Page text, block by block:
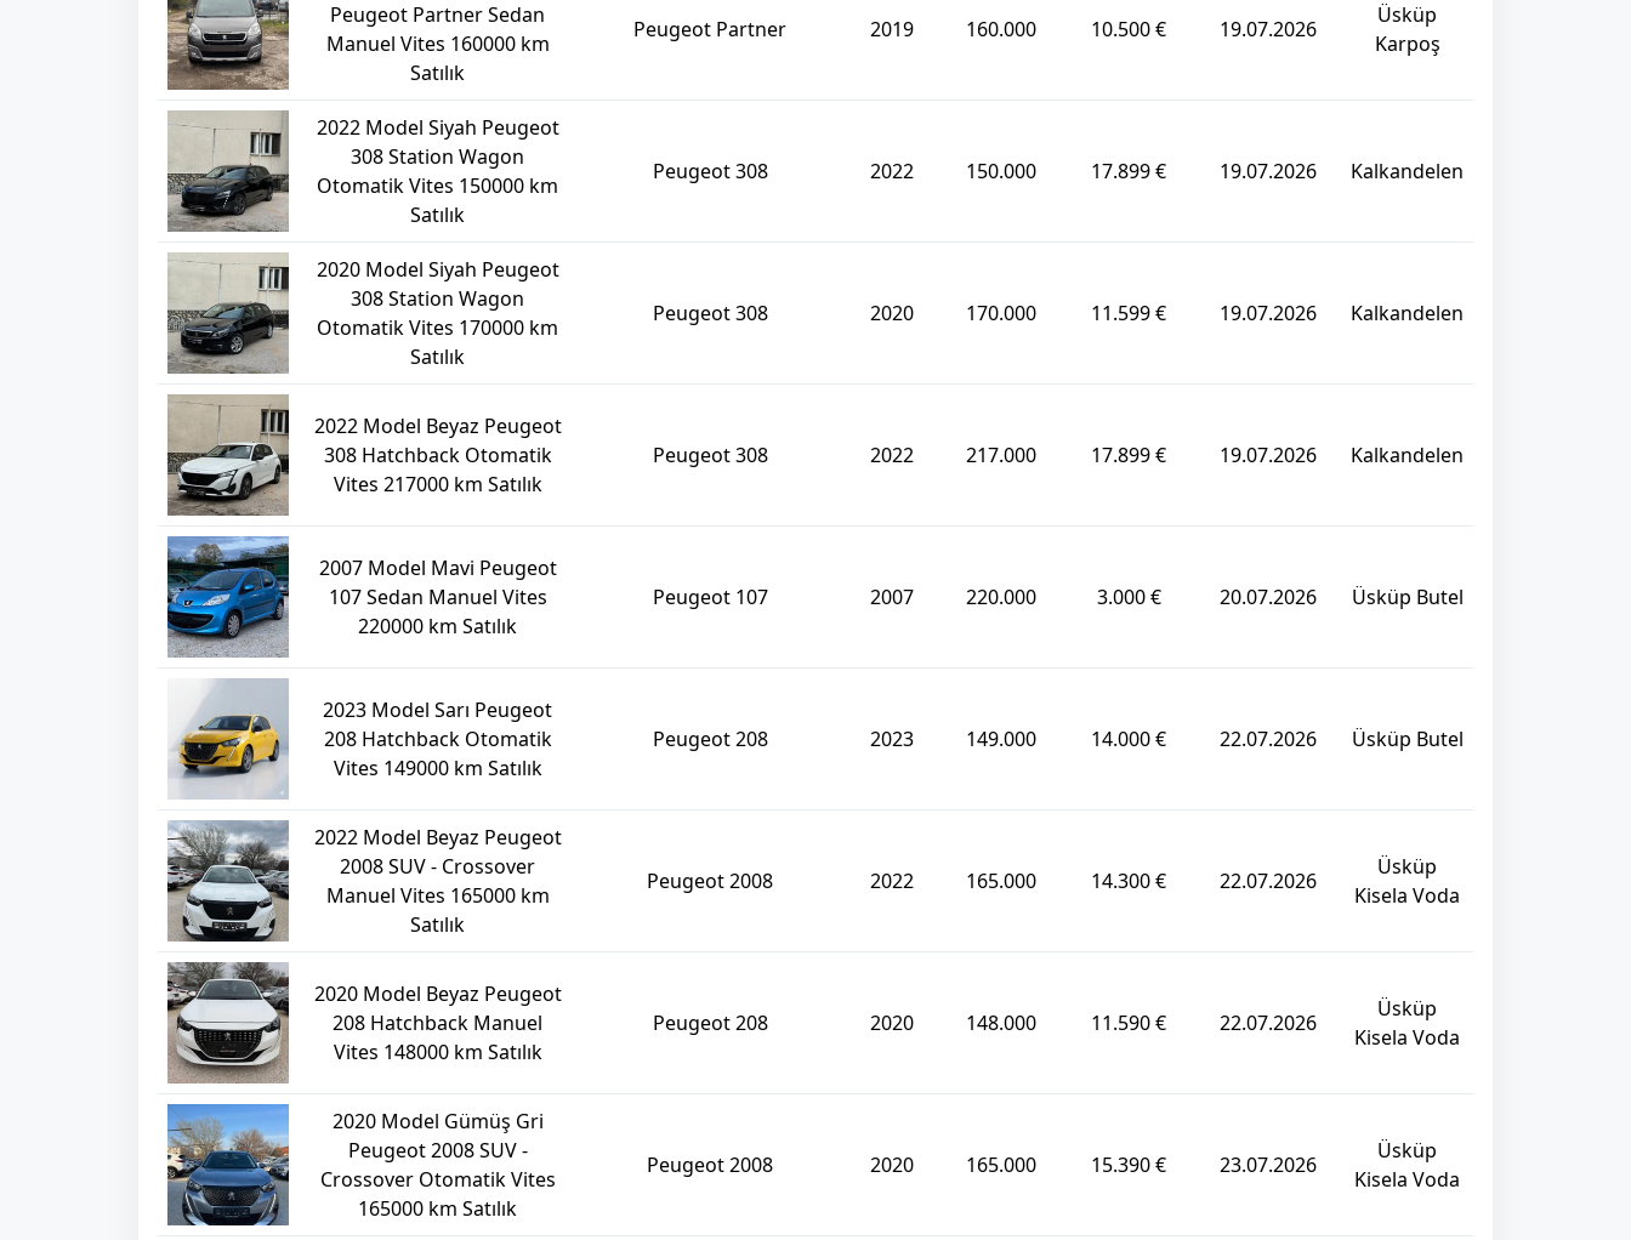
Peugeot Partner Sedan
Manuel Vites 160000 km
Satılık
Peugeot Partner 2019 160.000 10.500 € 19.07.2026
Üsküp
Karpoş
2022 Model Siyah Peugeot
308 Station Wagon
Otomatik Vites 150000 km
Satılık
Peugeot 308 2022 150.000 17.899 € 19.07.2026 Kalkandelen
2020 Model Siyah Peugeot
308 Station Wagon
Otomatik Vites 170000 km
Satılık
Peugeot 308 2020 170.000 11.599 € 19.07.2026 Kalkandelen
2022 Model Beyaz Peugeot
308 Hatchback Otomatik
Vites 217000 km Satılık
Peugeot 308 2022 217.000 17.899 € 19.07.2026 Kalkandelen
2007 Model Mavi Peugeot
107 Sedan Manuel Vites
220000 km Satılık
Peugeot 107 2007 220.000 3.000 € 20.07.2026 Üsküp Butel
2023 Model Sarı Peugeot
208 Hatchback Otomatik
Vites 149000 km Satılık
Peugeot 208 2023 149.000 14.000 € 22.07.2026 Üsküp Butel
2022 Model Beyaz Peugeot
2008 SUV - Crossover
Manuel Vites 165000 km
Satılık
Peugeot 2008 2022 165.000 14.300 € 22.07.2026
Üsküp
Kisela Voda
2020 Model Beyaz Peugeot
208 Hatchback Manuel
Vites 148000 km Satılık
Peugeot 208 2020 148.000 11.590 € 22.07.2026
Üsküp
Kisela Voda
2020 Model Gümüş Gri
Peugeot 2008 SUV -
Crossover Otomatik Vites
165000 km Satılık
Peugeot 2008 2020 165.000 15.390 € 23.07.2026
Üsküp
Kisela Voda